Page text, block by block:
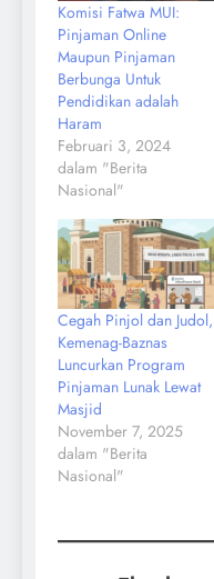
Komisi Fatwa MUI:
Pinjaman Online
Maupun Pinjaman
Berbunga Untuk
Pendidikan adalah
Haram
Februari 3, 2024
dalam "Berita
Nasional"
Cegah Pinjol dan Judol,
Kemenag-Baznas
Luncurkan Program
Pinjaman Lunak Lewat
Masjid
November 7, 2025
dalam "Berita
Nasional"